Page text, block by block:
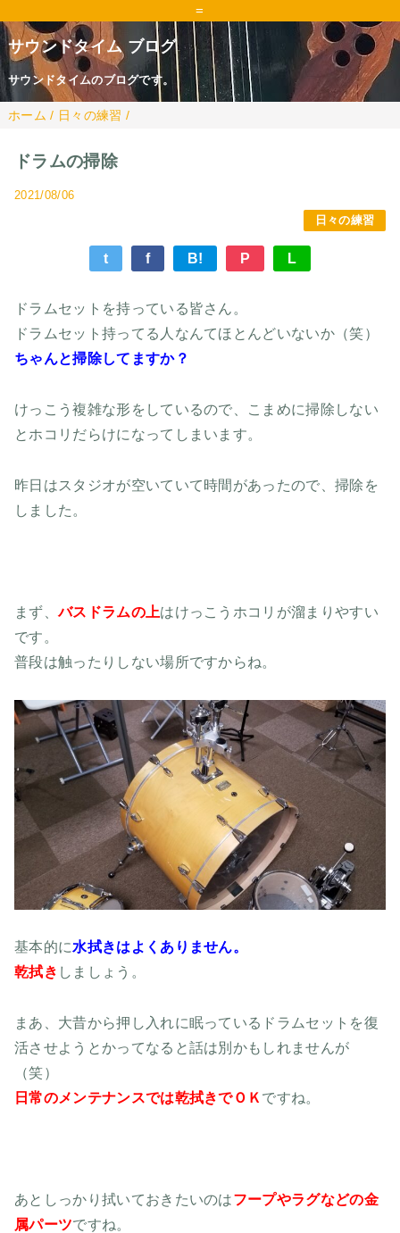
=
サウンドタイム ブログ
サウンドタイムのブログです。
ホーム / 日々の練習 /
ドラムの掃除
2021/08/06
日々の練習
t f B! P L
ドラムセットを持っている皆さん。
ドラムセット持ってる人なんてほとんどいないか（笑）
ちゃんと掃除してますか？
けっこう複雑な形をしているので、こまめに掃除しない
とホコリだらけになってしまいます。
昨日はスタジオが空いていて時間があったので、掃除を
しました。
まず、バスドラムの上はけっこうホコリが溜まりやすい
です。
普段は触ったりしない場所ですからね。
基本的に水拭きはよくありません。
乾拭き しましょう。
まあ、大昔から押し入れに眠っているドラムセットを復
活させようとかってなると話は別かもしれませんが
（笑）
日常のメンテナンスでは乾拭きでＯＫ ですね。
あとしっかり拭いておきたいのはフープやラグなどの金
属パーツですね。